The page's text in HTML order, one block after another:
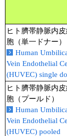
遺伝子検査ガイ
NGSポータルサ
幹細胞・再生
クローニング実
細胞選択ガイド
ヒト臍帯静脈内
胞（単一ドナー）
Human
Vein Endothelial
(HUVEC) single
ヒト臍帯静脈内
胞（プールド）
Human
Vein Endothelial
(HUVEC) pooled